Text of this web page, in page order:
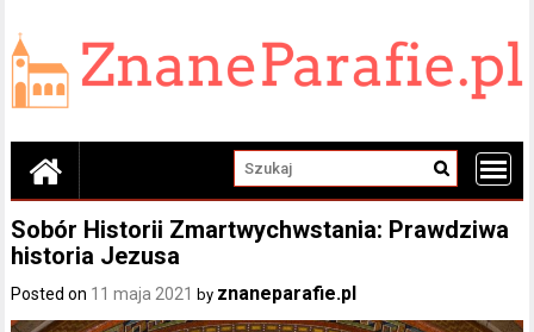
content
Sobór Historii Zmartwychwstania: Prawdziwa
historia Jezusa
Posted on 11 maja 2021 by znaneparafie.pl